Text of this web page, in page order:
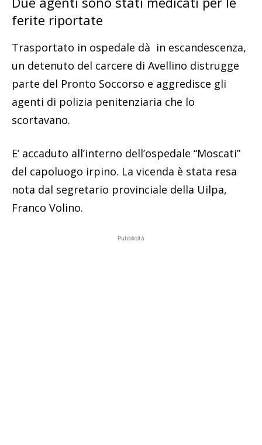
ferite riportate
Trasportato in ospedale dà in escandescenza,
un detenuto del carcere di Avellino distrugge
parte del Pronto Soccorso e aggredisce gli
agenti di polizia penitenziaria che lo
scortavano.
E’ accaduto all’interno dell’ospedale “Moscati”
del capoluogo irpino. La vicenda è stata resa
nota dal segretario provinciale della Uilpa,
Franco Volino.
Pubblicità